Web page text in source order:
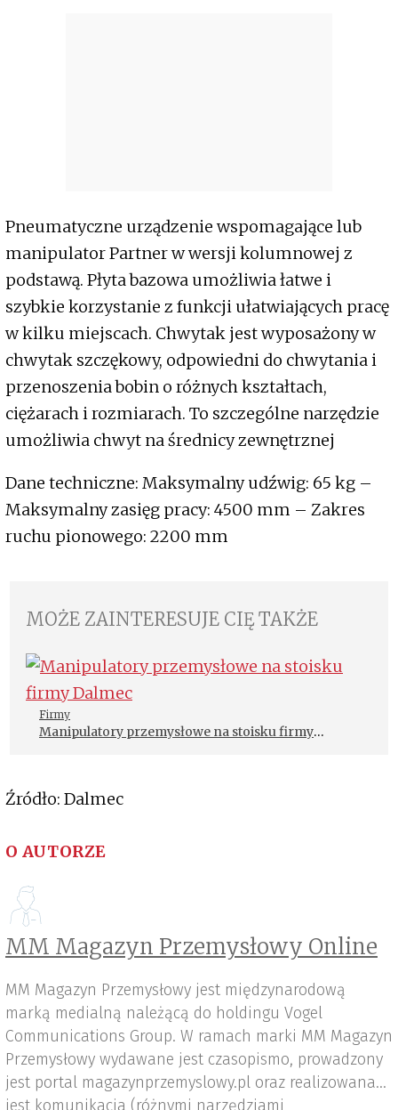
Pneumatyczne urządzenie wspomagające lub
manipulator Partner w wersji kolumnowej z
podstawą. Płyta bazowa umożliwia łatwe i
szybkie korzystanie z funkcji ułatwiających pracę
w kilku miejscach. Chwytak jest wyposażony w
chwytak szczękowy, odpowiedni do chwytania i
przenoszenia bobin o różnych kształtach,
ciężarach i rozmiarach. To szczególne narzędzie
umożliwia chwyt na średnicy zewnętrznej
Dane techniczne: Maksymalny udźwig: 65 kg –
Maksymalny zasięg pracy: 4500 mm – Zakres
ruchu pionowego: 2200 mm
MOŻE ZAINTERESUJE CIĘ TAKŻE
Firmy
Manipulatory przemysłowe na stoisku firmy
Źródło: Dalmec
O AUTORZE
MM Magazyn Przemysłowy Online
MM Magazyn Przemysłowy jest międzynarodową
marką medialną należącą do holdingu Vogel
Communications Group. W ramach marki MM Magazyn
Przemysłowy wydawane jest czasopismo, prowadzony
jest portal magazynprzemyslowy.pl oraz realizowana
jest komunikacja (różnymi narzędziami